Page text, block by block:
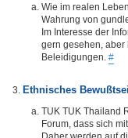
Wie im realen
Wahrung von
Im Interesse der
gern gesehen,
Beleidigungen. #
Ethnisches
TUK TUK Thailand
Forum, dass sich